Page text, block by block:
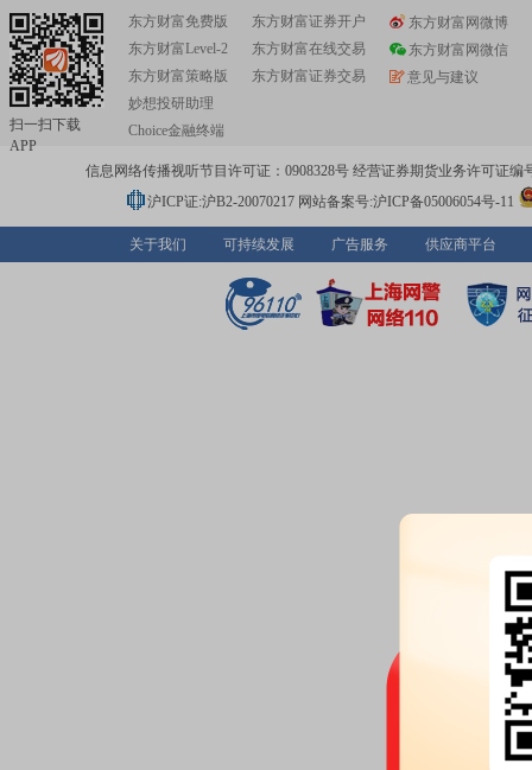
扫一扫下载
APP
东方财富免费版
东方财富Level-2
东方财富策略版
妙想投研助理
Choice金融终端
东方财富证券开户
东方财富在线交易
东方财富证券交易
东方财富网微博
东方财富网微信
意见与建议
信息网络传播视听节目许可证：0908328号 经营证券期货业务许可证编
沪ICP证:沪B2-20070217 网站备案号:沪ICP备05006054号-11
关于我们 可持续发展 广告服务 供应商平台